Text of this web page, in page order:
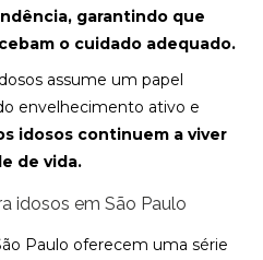
garantindo que
o cuidado adequado.
assume um papel
envelhecimento ativo e
idosos continuem a viver
de vida.
idosos em São Paulo
Paulo oferecem uma série